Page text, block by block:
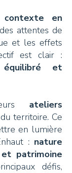
contexte en
attentes de
et les effets
est clair :
équilibré et
ateliers
territoire. Ce
en lumière
: nature
patrimoine
défis,